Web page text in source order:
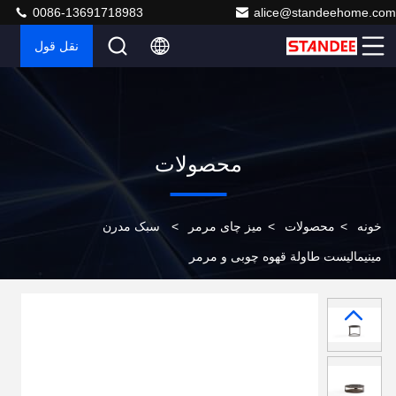
alice@standeehome.com
0086-13691718983
نقل قول
محصولات
خونه > محصولات > میز چای مرمر > سبک مدرن
مینیمالیست طاولة قهوه چوبی و مرمر